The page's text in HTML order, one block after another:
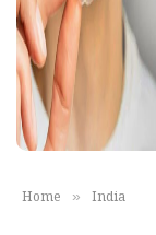
Home » India